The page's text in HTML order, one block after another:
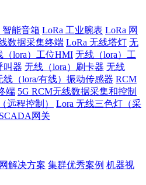
智能音箱 LoRa 工业腕表 LoRa 网
数据采集终端 LoRa 无线塔灯 无
（lora）工位HMI 无线（lora）工
叫器 无线（lora）刷卡器 无线
线（lora/有线）振动传感器 RCM
端 5G RCM无线数据采集和控制
远程控制）
Lora 无线三色灯（采
网关
解决方案 集群优秀案例 机器视